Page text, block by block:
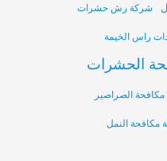
شركة رش حشرات
راس الخيمة
الحشرات
الصراصير
مكافحة النمل